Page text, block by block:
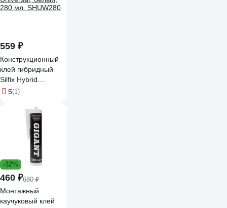
559 ₽
Конструкционный
клей гибридный
Silfix Hybrid
Universal, белый,
5(1)
-32%
460 ₽680 ₽
Монтажный
каучуковый клей